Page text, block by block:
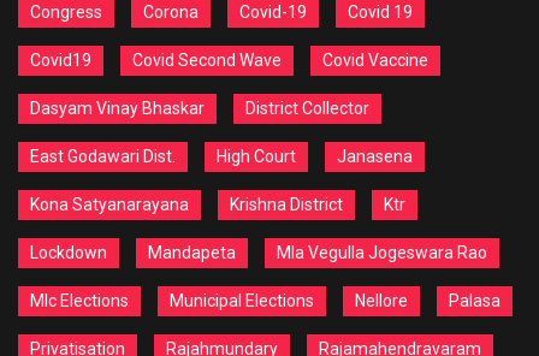
Congress Corona Covid-19 Covid 19
Covid19 Covid Second Wave Covid Vaccine
Dasyam Vinay Bhaskar District Collector
East Godawari Dist. High Court Janasena
Kona Satyanarayana Krishna District Ktr
Lockdown Mandapeta Mla Vegulla Jogeswara Rao
Mlc Elections Municipal Elections Nellore Palasa
Privatisation Rajahmundary Rajamahendravaram